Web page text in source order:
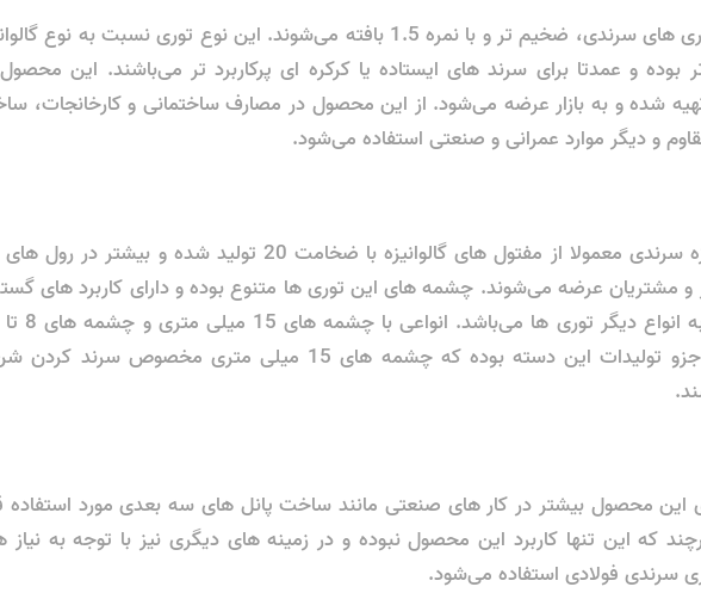
نوع آهنی توری های سرندی، ضخیم تر و با نمره 1.5 بافته می‌شوند. این نوع توری نسبت به نوع
بوده و عمدتا برای سرند های ایستاده یا کرکره ای پرکاربرد تر می‌باشند. این
شده و به بازار عرضه می‌شود. از این محصول در مصارف ساختمانی و کارخانجات،
و دیگر موارد عمرانی و صنعتی استفاده می‌شود.
و مشتریان عرضه می‌شوند. چشمه های این توری ها متنوع بوده و دارای کاربرد های
میلی متری جزو تولیدات این دسته بوده که چشمه های 15 میلی متری مخصوص سرند
این محصول بیشتر در کار های صنعتی مانند ساخت پانل های سه بعدی مورد استفاده
که این تنها کاربرد این محصول نبوده و در زمینه های دیگری نیز با توجه به نیاز
سرندی فولادی استفاده می‌شود.